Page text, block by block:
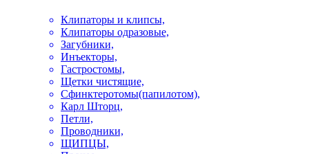
Клипаторы и клипсы,
Клипаторы одразовые,
Загубники,
Инъекторы,
Гастростомы,
Щетки чистящие,
Сфинктеротомы(папилотом),
Карл Шторц,
Петли,
Проводники,
ЩИПЦЫ,